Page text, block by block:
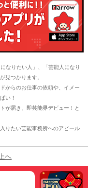
なりたい人」、「芸能人になり
見つかります。
からのお仕事の依頼や、イメー
い！
が届き、即芸能界デビュー！と
りたい芸能事務所へのアピール
へ